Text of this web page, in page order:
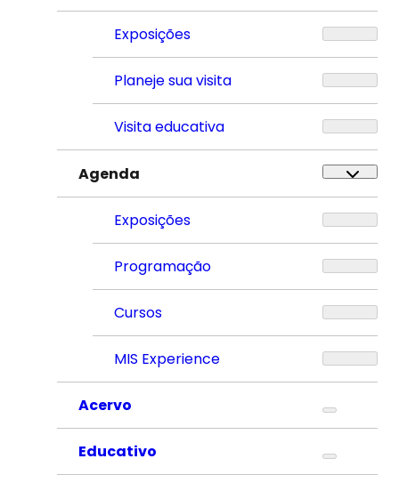
Exposições
Planeje sua visita
Visita educativa
Agenda
Exposições
Programação
Cursos
MIS Experience
Acervo
Educativo